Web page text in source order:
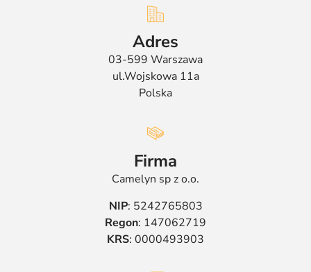
Adres
03-599 Warszawa
ul.Wojskowa 11a
Polska
Firma
Camelyn sp z o.o.
NIP: 5242765803
Regon: 147062719
KRS: 0000493903